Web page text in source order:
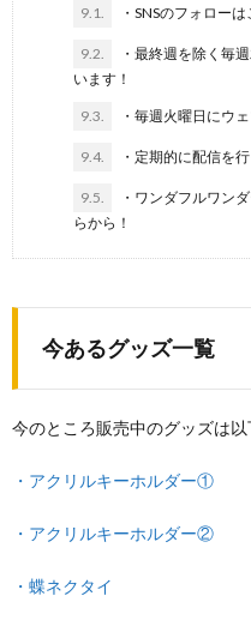
9.1. ・SNSのフォロー
9.2.
・最終週を除く毎
います！
9.3. ・毎週火曜日にウ
9.4. ・定期的に配信を
9.5.
・ワンダフルワン
らから！
今あるグッズ一覧
今のところ販売中のグッズは
・アクリルキーホルダー①
・アクリルキーホルダー②
・蝶ネクタイ